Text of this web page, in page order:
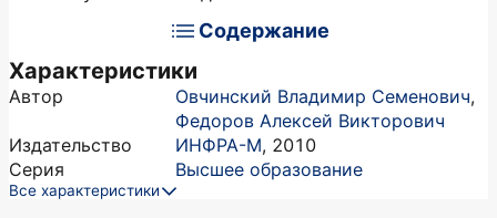
Содержание
Характеристики
Автор Овчинский Владимир Семенович,
Федоров Алексей Викторович
Издательство
ИНФРА-М, 2010
Серия
Высшее образование
Все характеристики